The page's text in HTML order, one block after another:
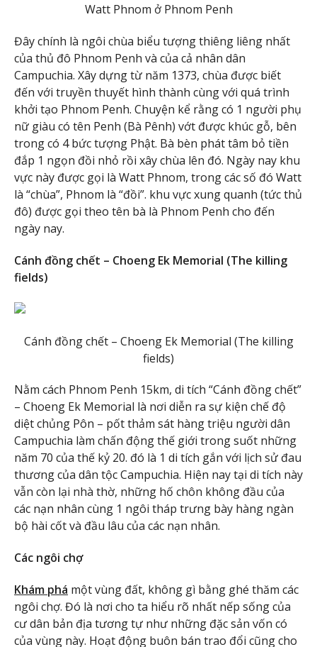
Watt Phnom ở Phnom Penh
Đây chính là ngôi chùa biểu tượng thiêng liêng nhất
của thủ đô Phnom Penh và của cả nhân dân
Campuchia. Xây dựng từ năm 1373, chùa được biết
đến với truyền thuyết hình thành cùng với quá trình
khởi tạo Phnom Penh. Chuyện kể rằng có 1 người phụ
nữ giàu có tên Penh (Bà Pênh) vớt được khúc gỗ, bên
trong có 4 bức tượng Phật. Bà bèn phát tâm bỏ tiền
đắp 1 ngọn đồi nhỏ rồi xây chùa lên đó. Ngày nay khu
vực này được gọi là Watt Phnom, trong các số đó Watt
là “chùa”, Phnom là “đồi”. khu vực xung quanh (tức thủ
đô) được gọi theo tên bà là Phnom Penh cho đến
ngày nay.
Cánh đồng chết – Choeng Ek Memorial (The killing
fields)
Cánh đồng chết – Choeng Ek Memorial (The killing
fields)
Nằm cách Phnom Penh 15km, di tích “Cánh đồng chết”
– Choeng Ek Memorial là nơi diễn ra sự kiện chế độ
diệt chủng Pôn – pốt thảm sát hàng triệu người dân
Campuchia làm chấn động thế giới trong suốt những
năm 70 của thế kỷ 20. đó là 1 di tích gắn với lịch sử đau
thương của dân tộc Campuchia. Hiện nay tại di tích này
vẫn còn lại nhà thờ, những hố chôn không đầu của
các nạn nhân cùng 1 ngôi tháp trưng bày hàng ngàn
bộ hài cốt và đầu lâu của các nạn nhân.
Các ngôi chợ
Khám phá một vùng đất, không gì bằng ghé thăm các
ngôi chợ. Đó là nơi cho ta hiểu rõ nhất nếp sống của
cư dân bản địa tương tự như những đặc sản vốn có
của vùng này. Hoạt động buôn bán trao đổi cũng cho